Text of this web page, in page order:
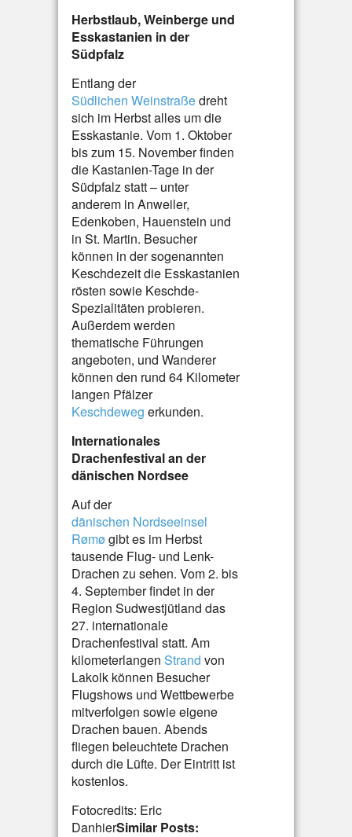
Herbstlaub, Weinberge und
Esskastanien in der
Südpfalz
Entlang der
Südlichen Weinstraßedreht
sich im Herbst alles um die
Esskastanie. Vom 1. Oktober
bis zum 15. November finden
die Kastanien-Tage in der
Südpfalz statt – unter
anderem in Anweiler,
Edenkoben, Hauenstein und
in St. Martin. Besucher
können in der sogenannten
Keschdezeit die Esskastanien
rösten sowie Keschde-
Spezialitäten probieren.
Außerdem werden
thematische Führungen
angeboten, und Wanderer
können den rund 64 Kilometer
langen Pfälzer
Keschdeweg erkunden.
Internationales
Drachenfestival an der
dänischen Nordsee
Auf der
dänischen Nordseeinsel
Rømø gibt es im Herbst
tausende Flug- und Lenk-
Drachen zu sehen. Vom 2. bis
4. September findet in der
Region Sudwestjütland das
27. internationale
Drachenfestival statt. Am
kilometerlangen Strand von
Lakolk können Besucher
Flugshows und Wettbewerbe
mitverfolgen sowie eigene
Drachen bauen. Abends
fliegen beleuchtete Drachen
durch die Lüfte. Der Eintritt ist
kostenlos.
Fotocredits: Eric
DanhierSimilar Posts: